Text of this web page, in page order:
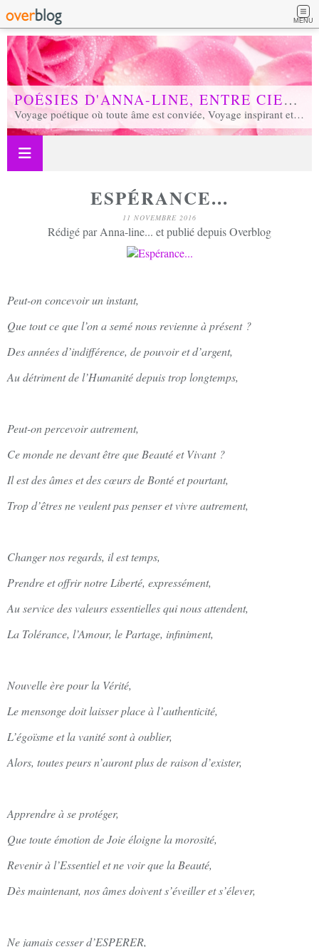
MENU
POÉSIES D'ANNA-LINE, ENTRE CIEL ET TERRE...
Voyage poétique où toute âme est conviée, Voyage inspirant et inspiré, Voyage en soi et d'unité, Voyage au coeur de notre réalité...
ESPÉRANCE...
11 NOVEMBRE 2016
Rédigé par Anna-line... et publié depuis Overblog
Peut-on concevoir un instant,
Que tout ce que l’on a semé nous revienne à présent ?
Des années d’indifférence, de pouvoir et d’argent,
Au détriment de l’Humanité depuis trop longtemps,
Peut-on percevoir autrement,
Ce monde ne devant être que Beauté et Vivant ?
Il est des âmes et des cœurs de Bonté et pourtant,
Trop d’êtres ne veulent pas penser et vivre autrement,
Changer nos regards, il est temps,
Prendre et offrir notre Liberté, expressément,
Au service des valeurs essentielles qui nous attendent,
La Tolérance, l’Amour, le Partage, infiniment,
Nouvelle ère pour la Vérité,
Le mensonge doit laisser place à l’authenticité,
L’égoïsme et la vanité sont à oublier,
Alors, toutes peurs n’auront plus de raison d’exister,
Apprendre à se protéger,
Que toute émotion de Joie éloigne la morosité,
Revenir à l’Essentiel et ne voir que la Beauté,
Dès maintenant, nos âmes doivent s’éveiller et s’élever,
Ne jamais cesser d’ESPERER,